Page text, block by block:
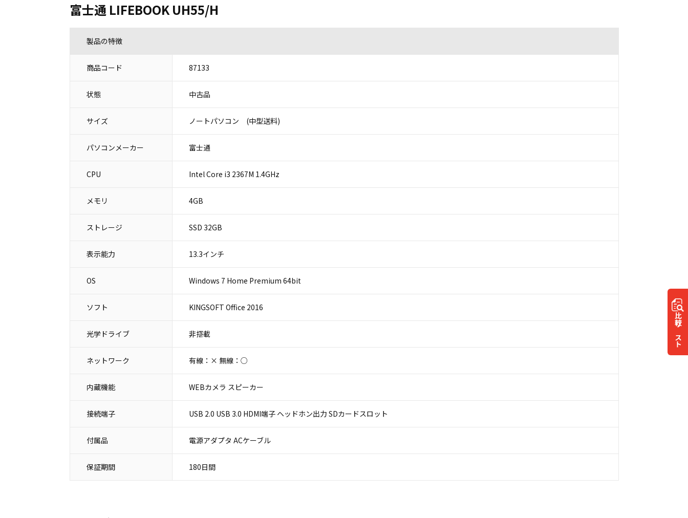
比較
リスト
富士通 LIFEBOOK UH55/H
製品の特徴
商品コード 87133
状態 中古品
サイズ ノートパソコン (中型送料)
パソコンメーカー 富士通
CPU Intel Core i3 2367M 1.4GHz
メモリ 4GB
ストレージ SSD 32GB
表示能力 13.3インチ
OS Windows 7 Home Premium 64bit
ソフト KINGSOFT Office 2016
光学ドライブ 非搭載
ネットワーク 有線：× 無線：○
内蔵機能 WEBカメラ スピーカー
接続端子 USB 2.0 USB 3.0 HDMI端子 ヘッドホン出力 SDカードスロット
付属品 電源アダプタ ACケーブル
保証期間 180日間